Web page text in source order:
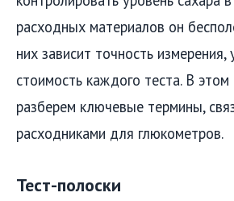
расходных материалов он
них зависит точность измерения,
стоимость каждого теста. В этом
разберем ключевые термины,
расходниками для глюкометров.
Тест-полоски